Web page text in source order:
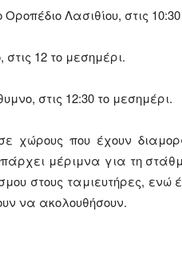
Λασιθίου, στις
12 το μεσημέρι.
στις 12:30 το μεσημέρι.
χώρους που έχουν
μέριμνα για τη
στους ταμιευτήρες, ενώ
να ακολουθήσουν.